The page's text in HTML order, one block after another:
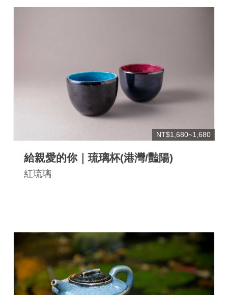
NT$1,680~1,680
給親愛的你｜琉璃杯(港灣/豔陽)
紅琉璃